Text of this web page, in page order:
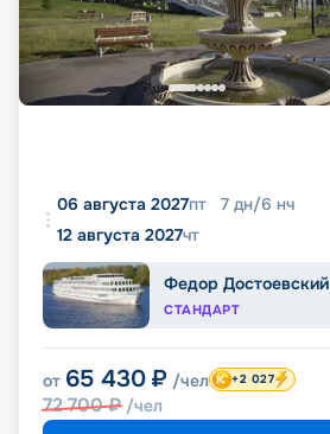
06 августа 2027пт 7 дн/6 нч
12 августа 2027чт
Федор Достоевский
СТАНДАРТ
от 65 430 ₽ /чел
72 700₽ /чел
+2 027